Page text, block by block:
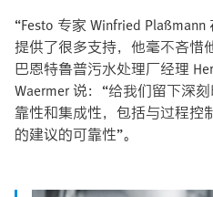
“Festo 专家 Winfried
提供了很多支持，他毫不吝惜
巴恩特鲁普污水处理厂经理
Waermer 说：“给我们留下深
靠性和集成性，包括与过程控
的建议的可靠性”。